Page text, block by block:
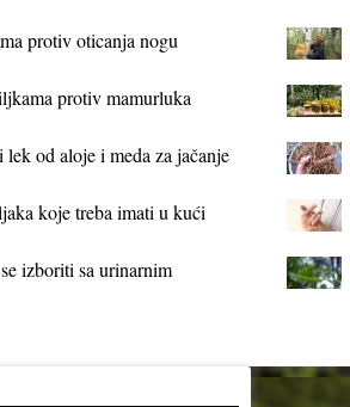
protiv oticanja nogu
protiv mamurluka
od aloje i meda za jačanje
koje treba imati u kući
izboriti sa urinarnim